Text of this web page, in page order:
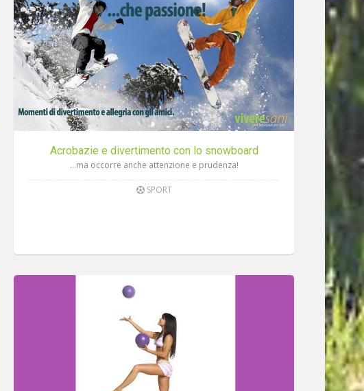
Acrobazie e divertimento con lo snowboard
...ma occorre anche attenzione e prudenza!
SPORT